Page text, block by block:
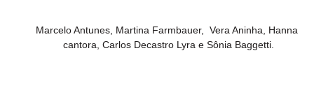
Marcelo Antunes, Martina Farmbauer,  Vera Aninha, Hanna
cantora, Carlos Decastro Lyra e Sônia Baggetti.